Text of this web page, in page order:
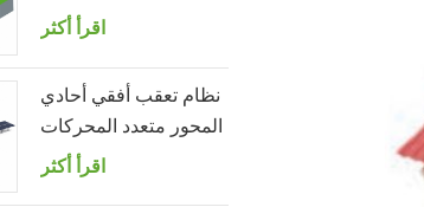
الأرض
اقرأ أكثر
نظام تعقب أفقي أحادي
المحور متعدد المحركات
اقرأ أكثر